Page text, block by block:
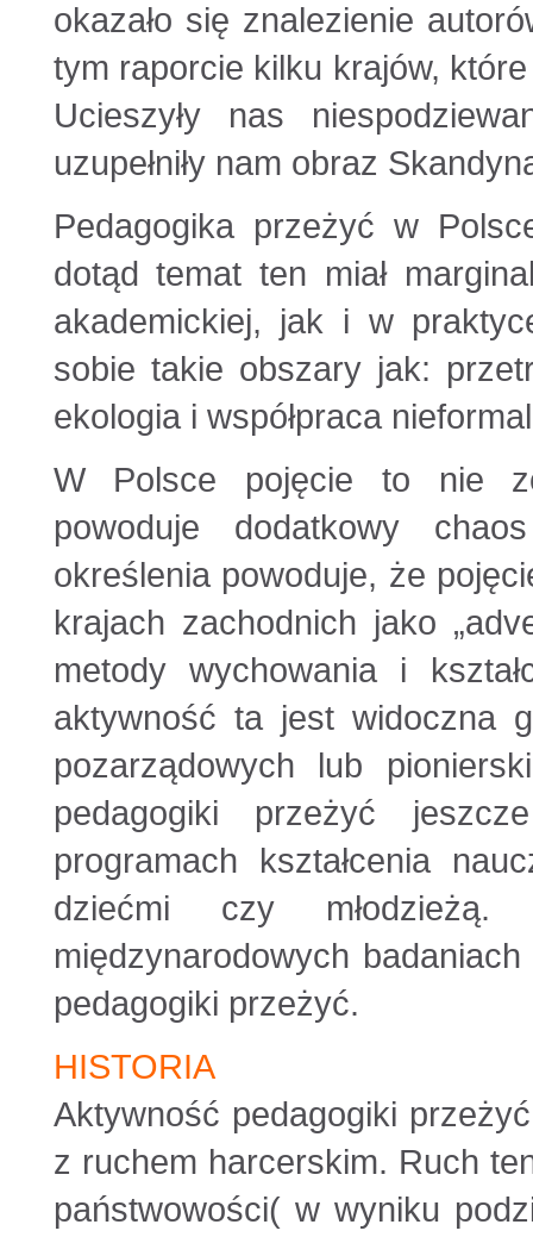
okazało się znalezienie
tym raporcie kilku krajów,
Ucieszyły nas
uzupełniły nam obraz
Pedagogika przeżyć w
dotąd temat ten miał
akademickiej, jak i w
sobie takie obszary jak:
ekologia i współpraca
W Polsce pojęcie to nie
powoduje dodatkowy
określenia powoduje, że
krajach zachodnich jako
metody wychowania i
aktywność ta jest widoczna
pozarządowych lub
pedagogiki przeżyć
programach kształcenia
dziećmi czy
międzynarodowych
pedagogiki przeżyć.
HISTORIA
Aktywność pedagogiki
z ruchem harcerskim. Ruch
państwowości( w wyniku